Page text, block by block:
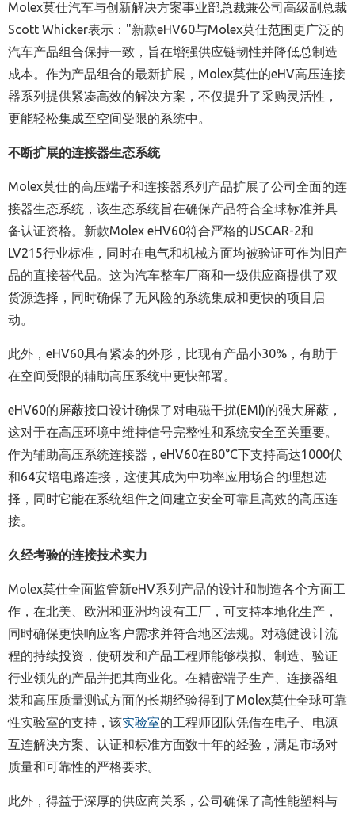
Molex莫仕汽车与创新解决方案事业部总裁兼公司高级副总裁
Scott Whicker表示："新款eHV60与Molex莫仕范围更广泛的
汽车产品组合保持一致，旨在增强供应链韧性并降低总制造
成本。作为产品组合的最新扩展，Molex莫仕的eHV高压连接
器系列提供紧凑高效的解决方案，不仅提升了采购灵活性，
更能轻松集成至空间受限的系统中。
不断扩展的连接器生态系统
Molex莫仕的高压端子和连接器系列产品扩展了公司全面的连
接器生态系统，该生态系统旨在确保产品符合全球标准并具
备认证资格。新款Molex eHV60符合严格的USCAR-2和
LV215行业标准，同时在电气和机械方面均被验证可作为旧产
品的直接替代品。这为汽车整车厂商和一级供应商提供了双
货源选择，同时确保了无风险的系统集成和更快的项目启
动。
此外，eHV60具有紧凑的外形，比现有产品小30%，有助于
在空间受限的辅助高压系统中更快部署。
eHV60的屏蔽接口设计确保了对电磁干扰(EMI)的强大屏蔽，
这对于在高压环境中维持信号完整性和系统安全至关重要。
作为辅助高压系统连接器， eHV60在80°C下支持高达1000伏
和64安培电路连接，这使其成为中功率应用场合的理想选
择，同时它能在系统组件之间建立安全可靠且高效的高压连
接。
久经考验的连接技术实力
Molex莫仕全面监管新eHV系列产品的设计和制造各个方面工
作，在北美、欧洲和亚洲均设有工厂，可支持本地化生产，
同时确保更快响应客户需求并符合地区法规。对稳健设计流
程的持续投资，使研发和产品工程师能够模拟、制造、验证
行业领先的产品并把其商业化。在精密端子生产、连接器组
装和高压质量测试方面的长期经验得到了Molex莫仕全球可靠
性实验室的支持，该实验室的工程师团队凭借在电子、电源
互连解决方案、认证和标准方面数十年的经验，满足市场对
质量和可靠性的严格要求。
此外，得益于深厚的供应商关系，公司确保了高性能塑料与